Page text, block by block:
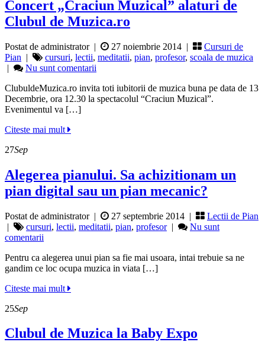
Concert „Craciun Muzical” alaturi de
Clubul de Muzica.ro
Postat de administrator| 27 noiembrie 2014 |
Cursuri de
Pian | cursuri, lectii, meditatii, pian, profesor, scoala de muzica
|
Nu sunt comentarii
ClubuldeMuzica.ro invita toti iubitorii de muzica buna pe data de 13
Decembrie, ora 12.30 la spectacolul “Craciun Muzical”.
Evenimentul va […]
Citeste mai mult
27Sep
Alegerea pianului. Sa achizitionam un
pian digital sau un pian mecanic?
Postat de administrator| 27 septembrie 2014 |
Lectii de Pian
|
cursuri, lectii, meditatii, pian, profesor|
Nu sunt
comentarii
Pentru ca alegerea unui pian sa fie mai usoara, intai trebuie sa ne
gandim ce loc ocupa muzica in viata […]
Citeste mai mult
25Sep
Clubul de Muzica la Baby Expo